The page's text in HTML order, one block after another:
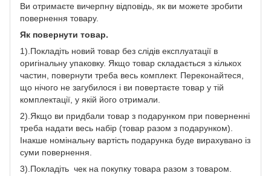
Ви отримаєте вичерпну відповідь, як ви можете зробити
повернення товару.
Як повернути товар.
1).Покладіть новий товар без слідів експлуатації в
оригінальну упаковку. Якщо товар складається з кількох
частин, повернути треба весь комплект. Переконайтеся,
що нічого не загубилося і ви повертаєте товар у тій
комплектації, у якій його отримали.
2).Якщо ви придбали товар з подарунком при поверненні
треба надати весь набір (товар разом з подарунком).
Інакше номінальну вартість подарунка буде вирахувано із
суми повернення.
3).Покладіть чек на покупку товара разом з товаром.